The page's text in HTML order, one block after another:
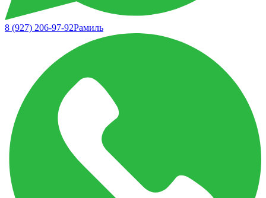
8 (927) 206-97-92Рамиль